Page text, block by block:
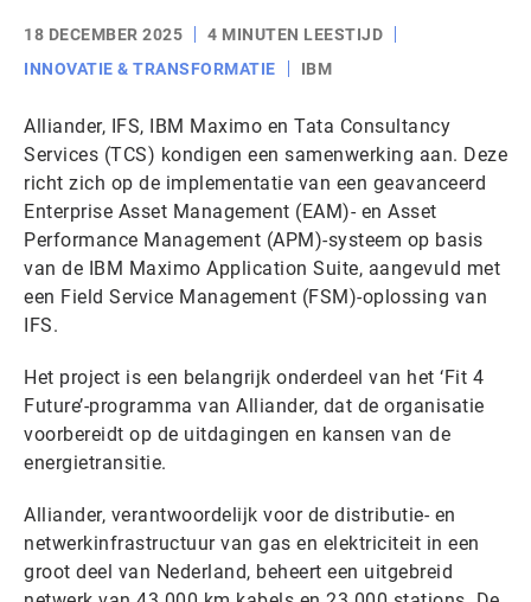
18 DECEMBER 2025
4 MINUTEN LEESTIJD
INNOVATIE & TRANSFORMATIE
IBM
Alliander, IFS, IBM Maximo en Tata Consultancy
Services (TCS) kondigen een samenwerking aan. Deze
richt zich op de implementatie van een geavanceerd
Enterprise Asset Management (EAM)- en Asset
Performance Management (APM)-systeem op basis
van de IBM Maximo Application Suite, aangevuld met
een Field Service Management (FSM)-oplossing van
IFS.
Het project is een belangrijk onderdeel van het ‘Fit 4
Future’-programma van Alliander, dat de organisatie
voorbereidt op de uitdagingen en kansen van de
energietransitie.
Alliander, verantwoordelijk voor de distributie- en
netwerkinfrastructuur van gas en elektriciteit in een
groot deel van Nederland, beheert een uitgebreid